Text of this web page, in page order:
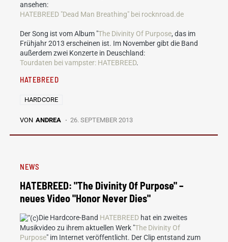
ansehen:
HATEBREED "Dead Man Breathing" bei rocknroad.de
Der Song ist vom Album "The Divinity Of Purpose, das im
Frühjahr 2013 erscheinen ist. Im November gibt die Band
außerdem zwei Konzerte in Deuschland:
Tourdaten bei vampster: HATEBREED.
HATEBREED
HARDCORE
VON ANDREA 26. SEPTEMBER 2013
NEWS
HATEBREED: "The Divinity Of Purpose" –
neues Video "Honor Never Dies"
Die Hardcore-Band HATEBREED hat ein zweites
Musikvideo zu ihrem aktuellen Werk "The Divinity Of
Purpose" im Internet veröffentlicht. Der Clip entstand zum